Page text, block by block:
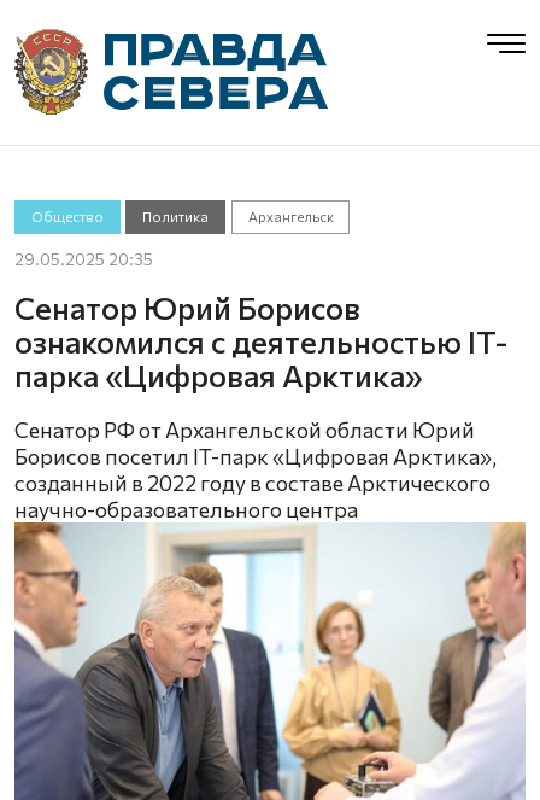
Общество Политика Архангельск
29.05.2025 20:35
Сенатор Юрий Борисов
ознакомился с деятельностью IT-
парка «Цифровая Арктика»
Сенатор РФ от Архангельской области Юрий
Борисов посетил IT-парк «Цифровая Арктика»,
созданный в 2022 году в составе Арктического
научно-образовательного центра